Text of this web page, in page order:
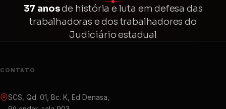
37 anosde história e luta em defesa das
trabalhadoras e dos trabalhadores do
Judiciário estadual
CONTATO
SCS, Qd. 01, Bc. K, Ed Denasa,